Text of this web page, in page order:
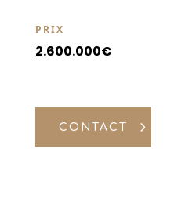
PRIX
2.600.000€
CONTACT